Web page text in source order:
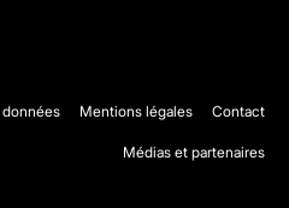
Mentions légales Contact
Médias et partenaires